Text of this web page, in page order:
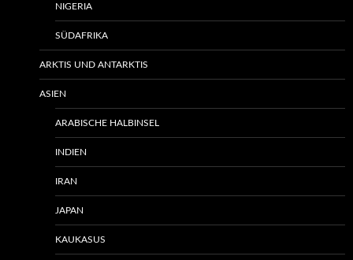
NIGERIA
SÜDAFRIKA
ARKTIS UND ANTARKTIS
ASIEN
ARABISCHE HALBINSEL
INDIEN
IRAN
JAPAN
KAUKASUS